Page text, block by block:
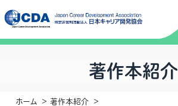
著作本紹介
ホーム 著作本紹介